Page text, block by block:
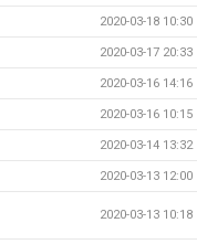
2020-03-18 10:30
2020-03-17 20:33
2020-03-16 14:16
2020-03-16 10:15
2020-03-14 13:32
2020-03-13 12:00
2020-03-13 10:18